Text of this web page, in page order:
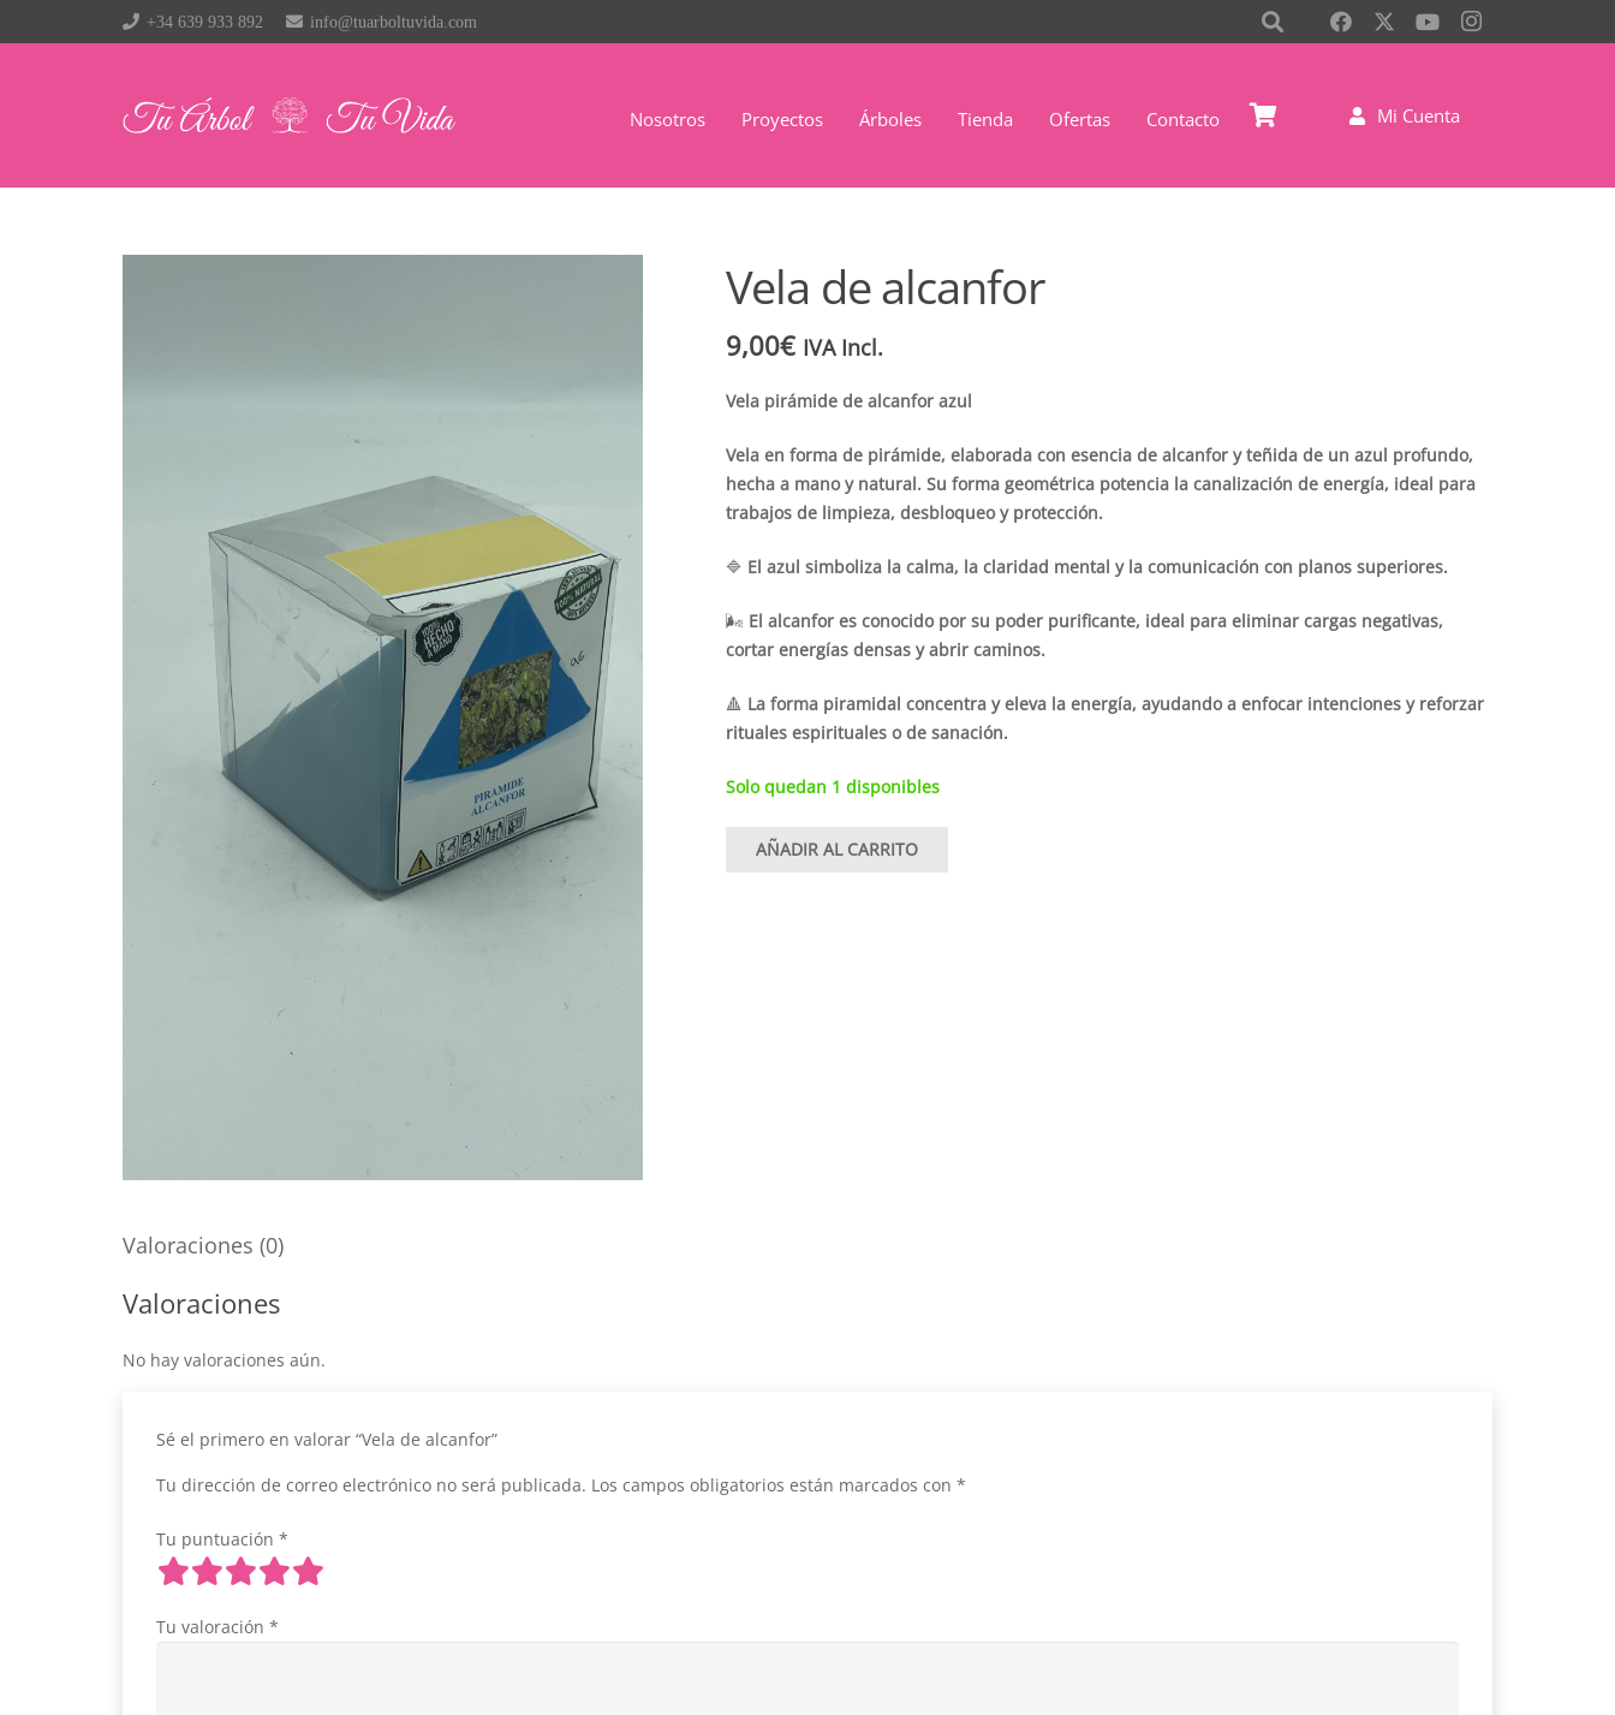
+34 639 933 892 info@tuarboltuvida.com
Nosotros Proyectos Árboles Tienda Ofertas Contacto Mi Cuenta
Vela de alcanfor
9,00€ IVA Incl.
Vela pirámide de alcanfor azul
Vela en forma de pirámide, elaborada con esencia de alcanfor y teñida de un azul profundo,
hecha a mano y natural. Su forma geométrica potencia la canalización de energía, ideal para
trabajos de limpieza, desbloqueo y protección.
🔷 El azul simboliza la calma, la claridad mental y la comunicación con planos superiores.
🌬️ El alcanfor es conocido por su poder purificante, ideal para eliminar cargas negativas,
cortar energías densas y abrir caminos.
🔺 La forma piramidal concentra y eleva la energía, ayudando a enfocar intenciones y reforzar
rituales espirituales o de sanación.
Solo quedan 1 disponibles
Vela
AÑADIR AL CARRITO
Valoraciones (0)
Valoraciones
No hay valoraciones aún.
Sé el primero en valorar “Vela de alcanfor”
Tu dirección de correo electrónico no será publicada. Los campos obligatorios están marcados con *
Tu puntuación *
Tu valoración *